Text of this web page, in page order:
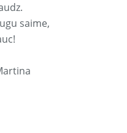
saime,